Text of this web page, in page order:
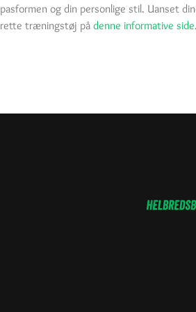
pasformen og din personlige stil. Uanset
rette træningstøj på denne informative side.